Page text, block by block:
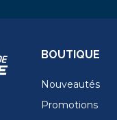
BOUTIQUE
Nouveautés
Promotions